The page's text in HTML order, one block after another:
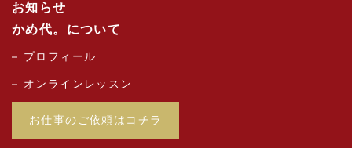
お知らせ
かめ代。について
プロフィール
オンラインレッスン
お仕事のご依頼はコチラ